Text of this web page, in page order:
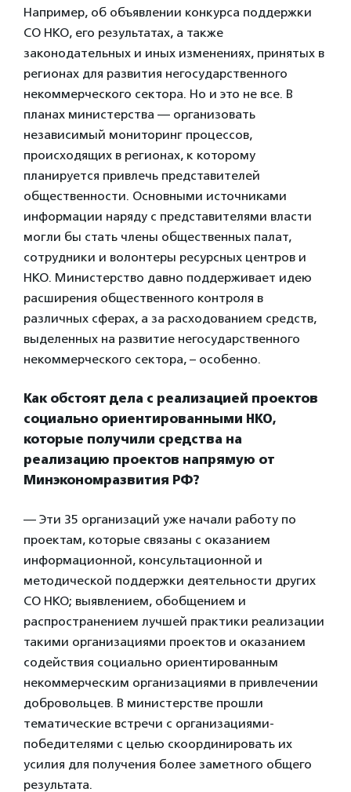
Например, об объявлении конкурса поддержки
СО НКО, его результатах, а также
законодательных и иных изменениях, принятых в
регионах для развития негосударственного
некоммерческого сектора. Но и это не все. В
планах министерства — организовать
независимый мониторинг процессов,
происходящих в регионах, к которому
планируется привлечь представителей
общественности. Основными источниками
информации наряду с представителями власти
могли бы стать члены общественных палат,
сотрудники и волонтеры ресурсных центров и
НКО. Министерство давно поддерживает идею
расширения общественного контроля в
различных сферах, а за расходованием средств,
выделенных на развитие негосударственного
некоммерческого сектора, – особенно.
Как обстоят дела с реализацией проектов
социально ориентированными НКО,
которые получили средства на
реализацию проектов напрямую от
Минэкономразвития РФ?
— Эти 35 организаций уже начали работу по
проектам, которые связаны с оказанием
информационной, консультационной и
методической поддержки деятельности других
СО НКО; выявлением, обобщением и
распространением лучшей практики реализации
такими организациями проектов и оказанием
содействия социально ориентированным
некоммерческим организациями в привлечении
добровольцев. В министерстве прошли
тематические встречи с организациями-
победителями с целью скоординировать их
усилия для получения более заметного общего
результата.